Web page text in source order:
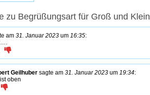
zu Begrüßungsart für Groß und Klein
am 31. Januar 2023 um 16:35:
Geilhuber sagte am 31. Januar 2023 um 19:34:
oben